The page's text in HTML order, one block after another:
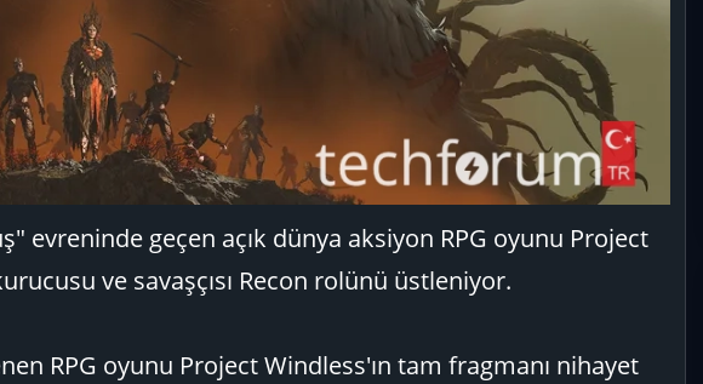
evreninde geçen açık dünya aksiyon RPG oyunu Project
ve savaşçısı Recon rolünü üstleniyor.
RPG oyunu Project Windless'ın tam fragmanı nihayet